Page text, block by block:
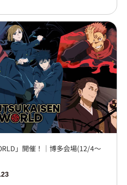
」開催！｜博多会場(12/4～